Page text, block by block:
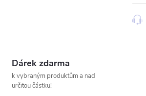
Dárek zdarma
k vybraným produktům a nad
určitou částku!